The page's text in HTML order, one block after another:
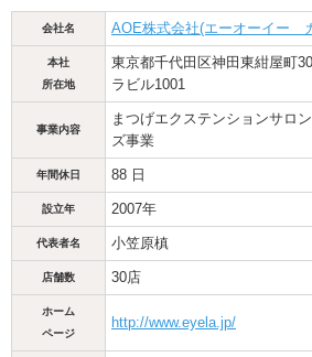
会社名 AOE株式会社(エーオーイー
本社
所在地
東京都千代田区神田東紺屋町
ラビル1001
事業内容
まつげエクステンションサロ
ズ事業
年間休日 88 日
設立年 2007年
代表者名 小笠原槙
店舗数 30店
ホーム
ページ
http://www.eyela.jp/